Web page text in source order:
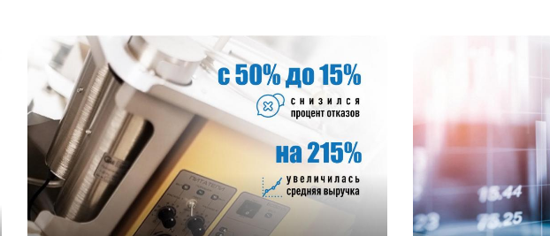
Смотреть проект